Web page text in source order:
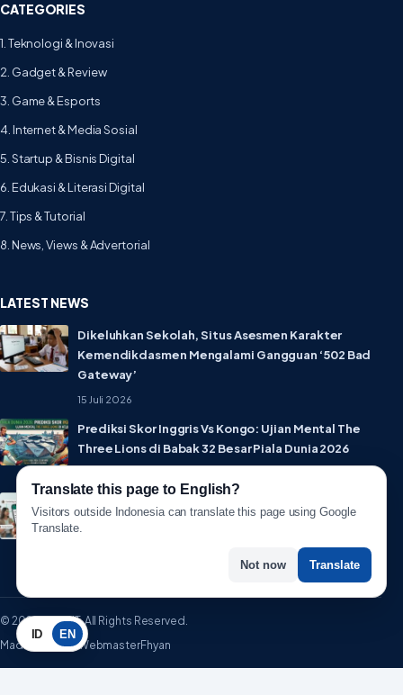
CATEGORIES
1. Teknologi & Inovasi
2. Gadget & Review
3. Game & Esports
4. Internet & Media Sosial
5. Startup & Bisnis Digital
6. Edukasi & Literasi Digital
7. Tips & Tutorial
8. News, Views & Advertorial
LATEST NEWS
Dikeluhkan Sekolah, Situs Asesmen Karakter
Kemendikdasmen Mengalami Gangguan ‘502 Bad
Gateway’
15 Juli 2026
Prediksi Skor Inggris Vs Kongo: Ujian Mental The
Three Lions di Babak 32 Besar Piala Dunia 2026
Tak Perlu Lagi Sebar Nomor HP
© 2026 WartaIT. All Rights Reserved.
Made with ♥ by WebmasterFhyan
ID EN
Translate this page to English?
Visitors outside Indonesia can translate this page using Google
Translate.
Not now Translate